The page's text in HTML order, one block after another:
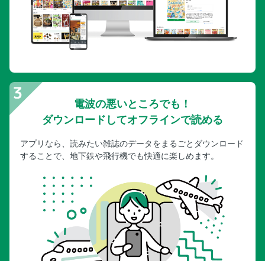
電波の悪いところでも！
ダウンロードしてオフラインで読める
アプリなら、読みたい雑誌のデータをまるごとダウンロード
することで、地下鉄や飛行機でも快適に楽しめます。